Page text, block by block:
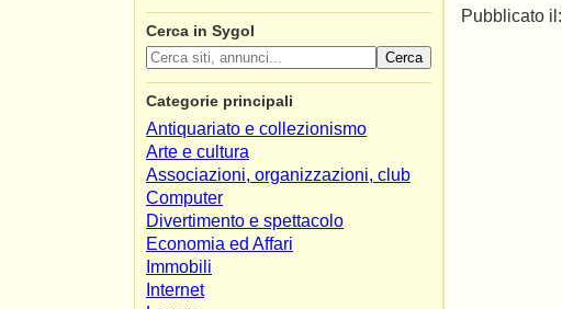
Cerca in Sygol
Cerca
Categorie principali
Antiquariato e collezionismo
Arte e cultura
Associazioni, organizzazioni, club
Computer
Divertimento e spettacolo
Economia ed Affari
Immobili
Internet
Pubblicato